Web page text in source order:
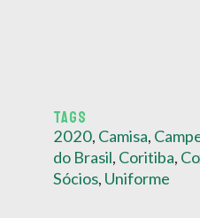
TAGS
2020, Camisa,
do Brasil, Coritiba,
Sócios, Uniforme